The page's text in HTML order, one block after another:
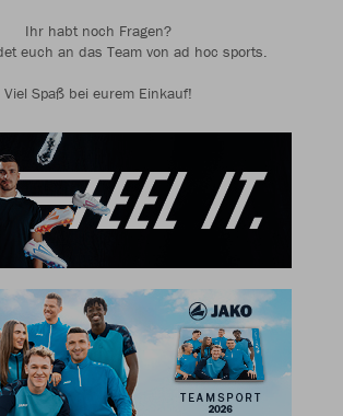
Ihr habt noch Fragen?
euch an das Team von ad hoc sports.
Viel Spaß bei eurem Einkauf!